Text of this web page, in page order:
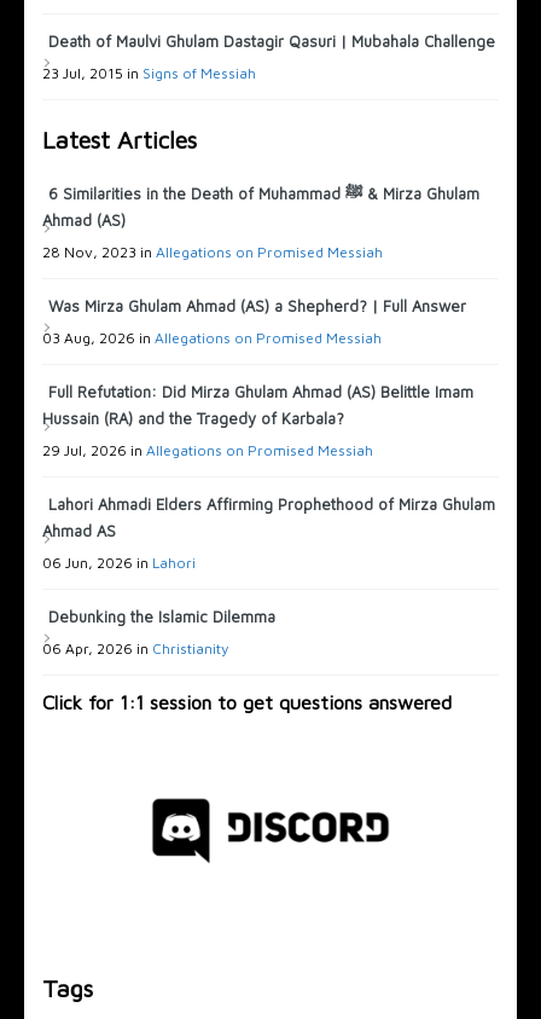
Death of Maulvi Ghulam Dastagir Qasuri | Mubahala Challenge
23 Jul, 2015 in Signs of Messiah
Latest Articles
6 Similarities in the Death of Muhammad ﷺ & Mirza Ghulam
Ahmad (AS)
28 Nov, 2023 in Allegations on Promised Messiah
Was Mirza Ghulam Ahmad (AS) a Shepherd? | Full Answer
03 Aug, 2026 in Allegations on Promised Messiah
Full Refutation: Did Mirza Ghulam Ahmad (AS) Belittle Imam
Hussain (RA) and the Tragedy of Karbala?
29 Jul, 2026 in Allegations on Promised Messiah
Lahori Ahmadi Elders Affirming Prophethood of Mirza Ghulam
Ahmad AS
06 Jun, 2026 in Lahori
Debunking the Islamic Dilemma
06 Apr, 2026 in Christianity
Click for 1:1 session to get questions answered
Tags